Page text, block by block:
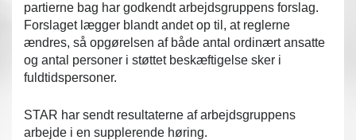
partierne bag har godkendt arbejdsgruppens forslag.
Forslaget lægger blandt andet op til, at reglerne
ændres, så opgørelsen af både antal ordinært ansatte
og antal personer i støttet beskæftigelse sker i
fuldtidspersoner.
STAR har sendt resultaterne af arbejdsgruppens
arbejde i en supplerende høring.